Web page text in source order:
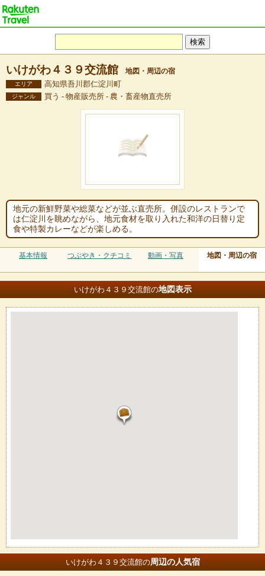
いけがわ４３９交流館 地図・周辺の宿
エリア 高知県吾川郡仁淀川町
ジャンル 買う - 物産販売所 - 農・畜産物直売所
地元の新鮮野菜や総菜などが並ぶ直売所。併設のレストランで
は仁淀川を眺めながら、地元食材を取り入れた和洋の日替り定
食や特製カレーなどが楽しめる。
基本情報 つぶやき・クチコミ 動画・写真 地図・周辺の宿
いけがわ４３９交流館の地図表示
いけがわ４３９交流館の周辺の人気宿